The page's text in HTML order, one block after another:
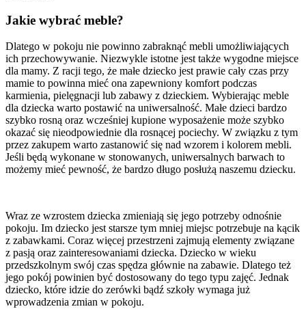
Jakie wybrać meble?
Dlatego w pokoju nie powinno zabraknąć mebli umożliwiających
ich przechowywanie. Niezwykle istotne jest także wygodne miejsce
dla mamy. Z racji tego, że małe dziecko jest prawie cały czas przy
mamie to powinna mieć ona zapewniony komfort podczas
karmienia, pielęgnacji lub zabawy z dzieckiem. Wybierając meble
dla dziecka warto postawić na uniwersalność. Małe dzieci bardzo
szybko rosną oraz wcześniej kupione wyposażenie może szybko
okazać się nieodpowiednie dla rosnącej pociechy. W związku z tym
przez zakupem warto zastanowić się nad wzorem i kolorem mebli.
Jeśli będą wykonane w stonowanych, uniwersalnych barwach to
możemy mieć pewność, że bardzo długo posłużą naszemu dziecku.
Wraz ze wzrostem dziecka zmieniają się jego potrzeby odnośnie
pokoju. Im dziecko jest starsze tym mniej miejsc potrzebuje na kącik
z zabawkami. Coraz więcej przestrzeni zajmują elementy związane
z pasją oraz zainteresowaniami dziecka. Dziecko w wieku
przedszkolnym swój czas spędza głównie na zabawie. Dlatego też
jego pokój powinien być dostosowany do tego typu zajęć. Jednak
dziecko, które idzie do zerówki bądź szkoły wymaga już
wprowadzenia zmian w pokoju.